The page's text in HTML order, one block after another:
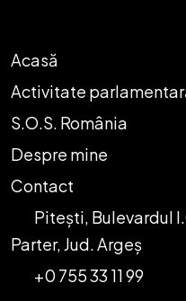
Acasă
Activitate
S.O.S. România
Despre mine
Contact
Pitești, Bulevardul
Parter, Jud. Argeș
+0 755 33 11 99